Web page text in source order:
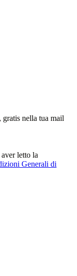
nella tua mail
letto la
Generali di